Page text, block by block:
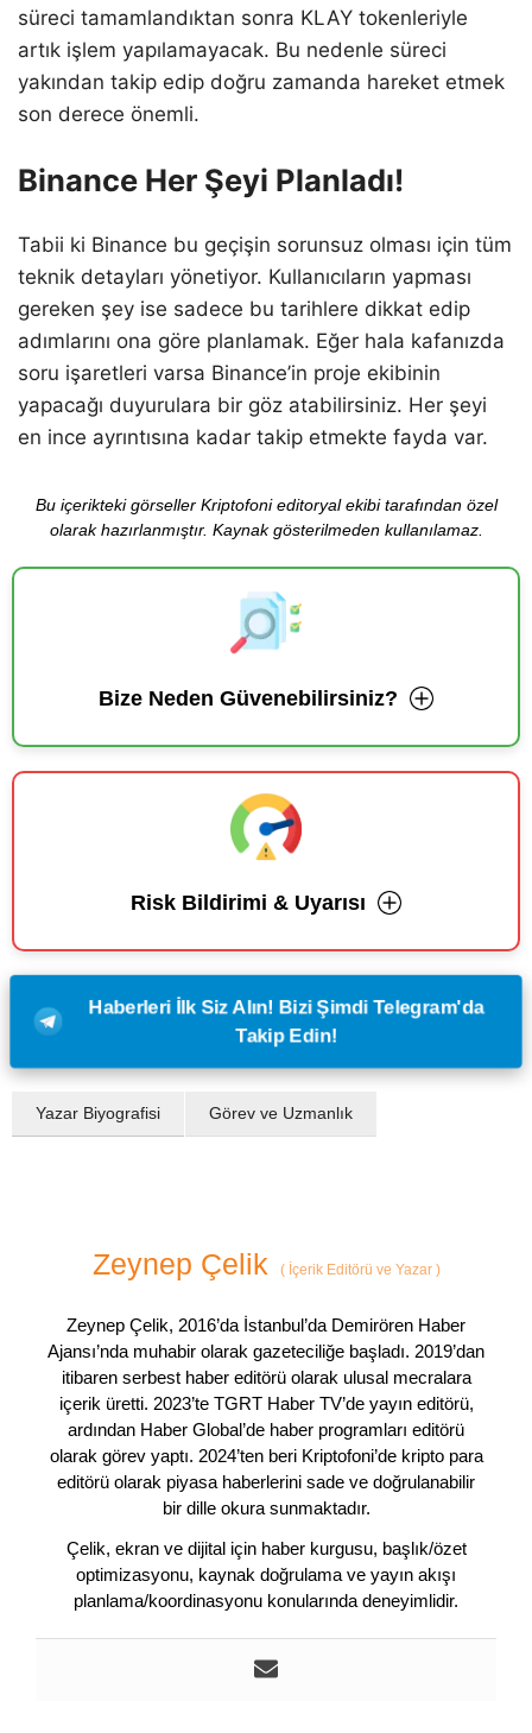
süreci tamamlandıktan sonra KLAY tokenleriyle
artık işlem yapılamayacak. Bu nedenle süreci
yakından takip edip doğru zamanda hareket etmek
son derece önemli.
Binance Her Şeyi Planladı!
Tabii ki Binance bu geçişin sorunsuz olması için tüm
teknik detayları yönetiyor. Kullanıcıların yapması
gereken şey ise sadece bu tarihlere dikkat edip
adımlarını ona göre planlamak. Eğer hala kafanızda
soru işaretleri varsa Binance’in proje ekibinin
yapacağı duyurulara bir göz atabilirsiniz. Her şeyi
en ince ayrıntısına kadar takip etmekte fayda var.
Bu içerikteki görseller Kriptofoni editoryal ekibi tarafından özel
olarak hazırlanmıştır. Kaynak gösterilmeden kullanılamaz.
Bize Neden Güvenebilirsiniz?
Risk Bildirimi & Uyarısı
Haberleri İlk Siz Alın! Bizi Şimdi Telegram'da
Takip Edin!
Yazar Biyografisi Görev ve Uzmanlık
Zeynep Çelik (İçerik Editörü ve Yazar )
Zeynep Çelik, 2016’da İstanbul’da Demirören Haber
Ajansı’nda muhabir olarak gazeteciliğe başladı. 2019’dan
itibaren serbest haber editörü olarak ulusal mecralara
içerik üretti. 2023’te TGRT Haber TV’de yayın editörü,
ardından Haber Global’de haber programları editörü
olarak görev yaptı. 2024’ten beri Kriptofoni’de kripto para
editörü olarak piyasa haberlerini sade ve doğrulanabilir
bir dille okura sunmaktadır.
Çelik, ekran ve dijital için haber kurgusu, başlık/özet
optimizasyonu, kaynak doğrulama ve yayın akışı
planlama/koordinasyonu konularında deneyimlidir.